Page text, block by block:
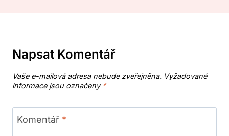
Napsat Komentář
Vaše e-mailová adresa nebude zveřejněna. Vyžadované
informace jsou označeny *
Komentář *